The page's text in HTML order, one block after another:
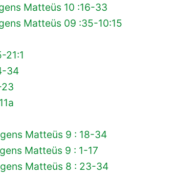
Matteüs 10 :16-33
Matteüs 09 :35-10:15
21:1
34
Matteüs 9 : 18-34
Matteüs 9 : 1-17
Matteüs 8 : 23-34